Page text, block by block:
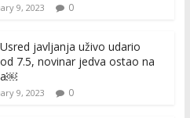
9, 2023 0
javljanja uživo udario
7.5, novinar jedva ostao na
9, 2023 0